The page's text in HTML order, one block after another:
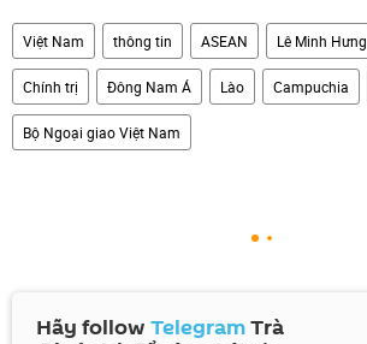
Việt Nam thông tin ASEAN Lê Minh Hưng
Chính trị Đông Nam Á Lào Campuchia
Bộ Ngoại giao Việt Nam
Hãy follow TelegramTrà